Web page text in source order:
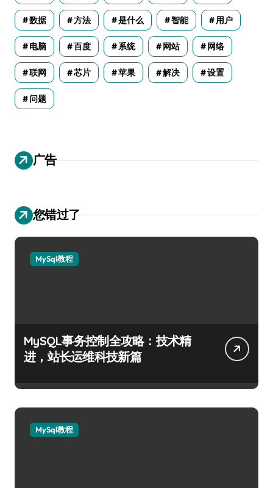
数据 方法 是什么 智能 用户
电脑 百度 系统 网站 网络
联网 芯片 苹果 解决 设置
问题
广告
您错过了
MySql教程
MySQL事务控制全攻略：技术精
进，站长运维科技新篇
MySql教程